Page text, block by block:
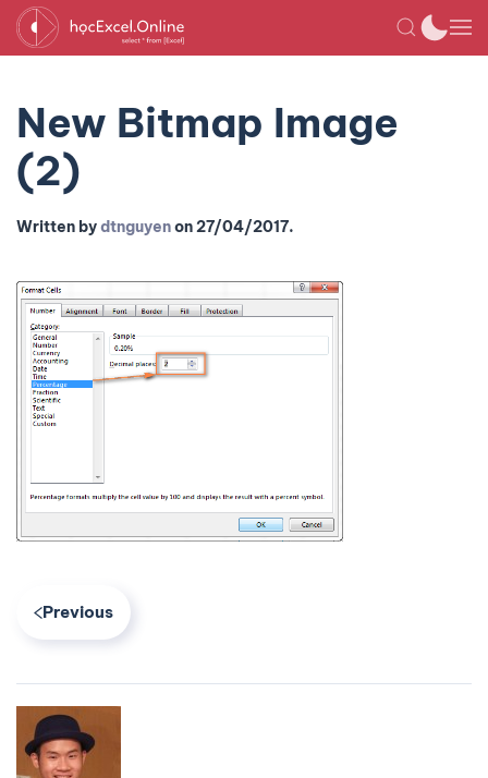
New Bitmap Image
(2)
Written bydtnguyenon27/04/2017.
Previous